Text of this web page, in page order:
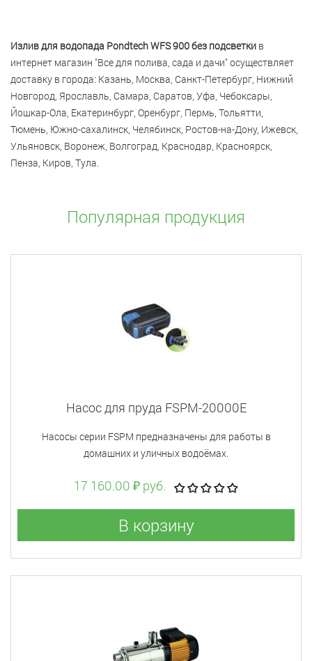
Излив для водопада Pondtech WFS 900 без подсветки в
интернет магазин "Все для полива, сада и дачи" осуществляет
доставку в города: Казань, Москва, Санкт-Петербург, Нижний
Новгород, Ярославль, Самара, Саратов, Уфа, Чебоксары,
Йошкар-Ола, Екатеринбург, Оренбург, Пермь, Тольятти,
Тюмень, Южно-сахалинск, Челябинск, Ростов-на-Дону, Ижевск,
Ульяновск, Воронеж, Волгоград, Краснодар, Красноярск,
Пенза, Киров, Тула.
Популярная продукция
Насос для пруда FSPM-20000E
Насосы серии FSPM предназначены для работы в
домашних и уличных водоёмах.
17 160.00 ₽ руб.
В корзину